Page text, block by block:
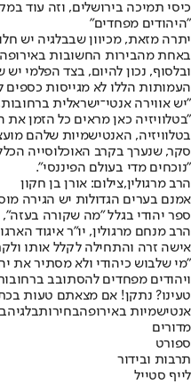
כיסי תמיכה בירושלים, וזה עוד
"היהודים מפחדים"
יתרה מזאת, מכיוון שבבלגיה יש
באחת מהבירות החשובות
ובלסוף, נכון להיום, בצד הפלמי
העמותות הללו לא מגייסות כספים
"יש אווירה אנטי־ישראלית
"בטלוויזיה כאן מראים כל הזמן
בטלוויזיה, האנטישמיות שלהם
"נוכחים מדי בעולם הפיננסי".
הרב מרגולין,צילום: אורן בן חקון
אמנם בערים הגדולות יש הגירה
ספר יהודי בגלל "מה שקורה
אישה זרה והתחילה לקלל אותו
"מי שלבוש כיהודי ולא מסתיר את
ויהודים מפחדים להסתובב
טעינו? נתקן! אם מצאתם טעות
אנטישמיות באירופהבחירותבלגיה
מדורים
ספורט
תרבות ובידור
לייף סטייל